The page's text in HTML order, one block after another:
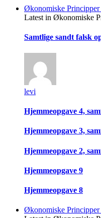
Økonomiske
Latest in Økonomiske
Samtlige sandt falsk
levi
Hjemmeopgave 4,
Hjemmeopgave 3,
Hjemmeopgave 2,
Hjemmeopgave 9
Hjemmeopgave 8
Økonomiske